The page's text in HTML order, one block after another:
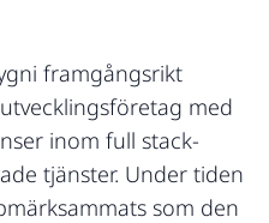
framgångsrikt
med
inom full stack-
tjänster. Under tiden
som den